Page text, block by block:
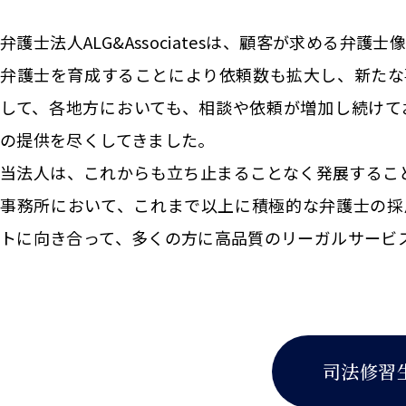
弁護士法人ALG&Associatesは、顧客が求める弁護士
弁護士を育成することにより依頼数も拡大し、新た
して、各地方においても、相談や依頼が増加し続け
の提供を尽くしてきました。
当法人は、これからも立ち止まることなく発展する
事務所において、これまで以上に積極的な弁護士の
トに向き合って、多くの方に高品質のリーガルサー
司法修習